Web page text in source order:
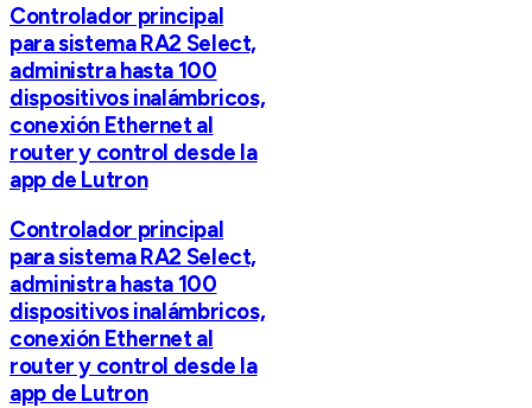
Controlador principal
para sistema RA2 Select,
administra hasta 100
dispositivos inalámbricos,
conexión Ethernet al
router y control desde la
app de Lutron
Controlador principal
para sistema RA2 Select,
administra hasta 100
dispositivos inalámbricos,
conexión Ethernet al
router y control desde la
app de Lutron